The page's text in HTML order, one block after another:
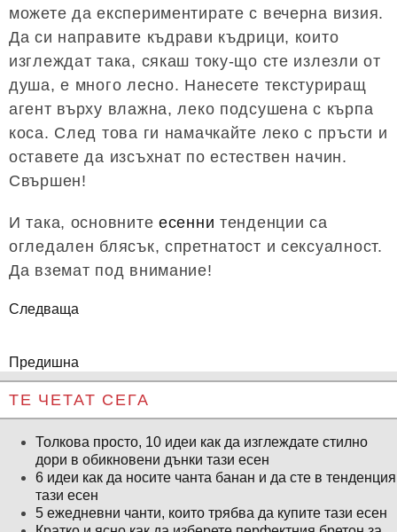
можете да експериментирате с вечерна визия.
Да си направите къдрави къдрици, които
изглеждат така, сякаш току-що сте излезли от
душа, е много лесно. Нанесете текстуриращ
агент върху влажна, леко подсушена с кърпа
коса. След това ги намачкайте леко с пръсти и
оставете да изсъхнат по естествен начин.
Свършен!
И така, основните есенни тенденции са
огледален блясък, спретнатост и сексуалност.
Да вземат под внимание!
Следваща
Предишна
ТЕ ЧЕТАТ СЕГА
Толкова просто, 10 идеи как да изглеждате стилно
дори в обикновени дънки тази есен
6 идеи как да носите чанта банан и да сте в тенденция
тази есен
5 ежедневни чанти, които трябва да купите тази есен